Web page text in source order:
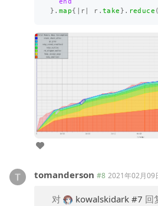
}. map{ r r .take }. reduce
tomanderson #8 2021年02月09
对 kowalskidark #7 回